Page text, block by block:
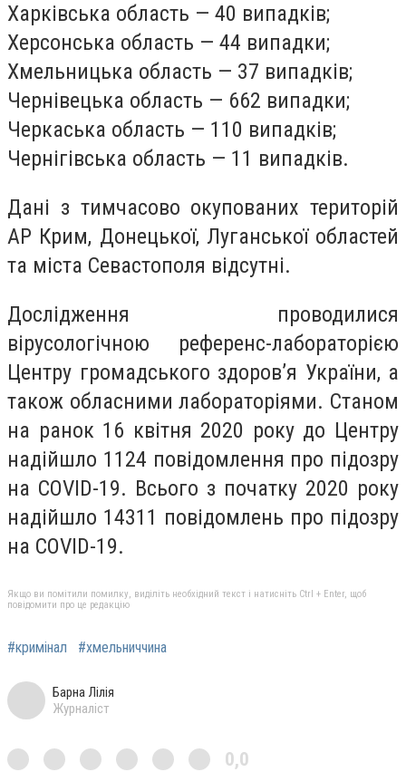
Харківська область — 40 випадків;
Херсонська область — 44 випадки;
Хмельницька область — 37 випадків;
Чернівецька область — 662 випадки;
Черкаська область — 110 випадків;
Чернігівська область — 11 випадків.
Дані з тимчасово окупованих територій
АР Крим, Донецької, Луганської областей
та міста Севастополя відсутні.
Дослідження проводилися
вірусологічною референс-лабораторією
Центру громадського здоров’я України, а
також обласними лабораторіями. Станом
на ранок 16 квітня 2020 року до Центру
надійшло 1124 повідомлення про підозру
на COVID-19. Всього з початку 2020 року
надійшло 14311 повідомлень про підозру
на COVID-19.
Якщо ви помітили помилку, виділіть необхідний текст і натисніть Ctrl + Enter, щоб
повідомити про це редакцію
#кримінал #хмельниччина
Барна Лілія
Журналіст
0,0